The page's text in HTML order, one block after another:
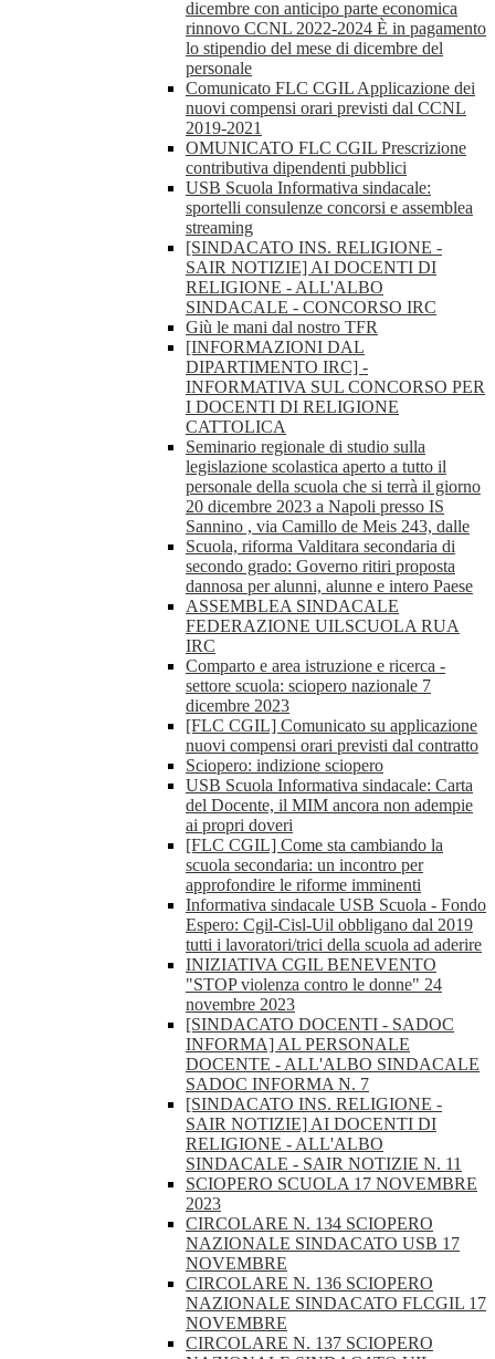
dicembre con anticipo parte economica
rinnovo CCNL 2022-2024 È in pagamento
lo stipendio del mese di dicembre del
personale
Comunicato FLC CGIL Applicazione dei
nuovi compensi orari previsti dal CCNL
2019-2021
OMUNICATO FLC CGIL Prescrizione
contributiva dipendenti pubblici
USB Scuola Informativa sindacale:
sportelli consulenze concorsi e assemblea
streaming
[SINDACATO INS. RELIGIONE -
SAIR NOTIZIE] AI DOCENTI DI
RELIGIONE - ALL'ALBO
SINDACALE - CONCORSO IRC
Giù le mani dal nostro TFR
[INFORMAZIONI DAL
DIPARTIMENTO IRC] -
INFORMATIVA SUL CONCORSO PER
I DOCENTI DI RELIGIONE
CATTOLICA
Seminario regionale di studio sulla
legislazione scolastica aperto a tutto il
personale della scuola che si terrà il giorno
20 dicembre 2023 a Napoli presso IS
Sannino , via Camillo de Meis 243, dalle
Scuola, riforma Valditara secondaria di
secondo grado: Governo ritiri proposta
dannosa per alunni, alunne e intero Paese
ASSEMBLEA SINDACALE
FEDERAZIONE UILSCUOLA RUA
IRC
Comparto e area istruzione e ricerca -
settore scuola: sciopero nazionale 7
dicembre 2023
[FLC CGIL] Comunicato su applicazione
nuovi compensi orari previsti dal contratto
Sciopero: indizione sciopero
USB Scuola Informativa sindacale: Carta
del Docente, il MIM ancora non adempie
ai propri doveri
[FLC CGIL] Come sta cambiando la
scuola secondaria: un incontro per
approfondire le riforme imminenti
Informativa sindacale USB Scuola - Fondo
Espero: Cgil-Cisl-Uil obbligano dal 2019
tutti i lavoratori/trici della scuola ad aderire
INIZIATIVA CGIL BENEVENTO
"STOP violenza contro le donne" 24
novembre 2023
[SINDACATO DOCENTI - SADOC
INFORMA] AL PERSONALE
DOCENTE - ALL'ALBO SINDACALE
SADOC INFORMA N. 7
[SINDACATO INS. RELIGIONE -
SAIR NOTIZIE] AI DOCENTI DI
RELIGIONE - ALL'ALBO
SINDACALE - SAIR NOTIZIE N. 11
SCIOPERO SCUOLA 17 NOVEMBRE
2023
CIRCOLARE N. 134 SCIOPERO
NAZIONALE SINDACATO USB 17
NOVEMBRE
CIRCOLARE N. 136 SCIOPERO
NAZIONALE SINDACATO FLCGIL 17
NOVEMBRE
CIRCOLARE N. 137 SCIOPERO